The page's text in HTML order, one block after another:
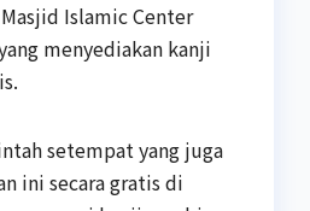
Islamic Center
menyediakan kanji
setempat yang juga
ini secara gratis di